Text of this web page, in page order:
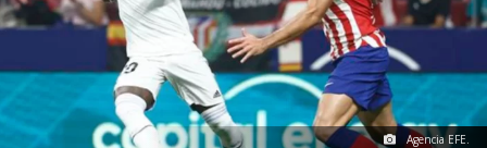
Agencia EFE.